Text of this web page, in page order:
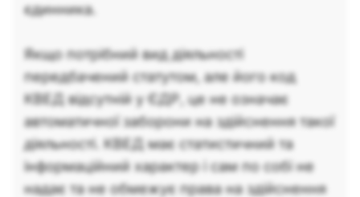
єдинника.
Якщо потрібний вид діяльності
передбачений статутом, але його код
КВЕД відсутній у ЄДР, це не означає
автоматичної заборони на здійснення такої
діяльності. КВЕД має статистичний та
інформаційний характер і сам по собі не
надає та не обмежує права на здійснення